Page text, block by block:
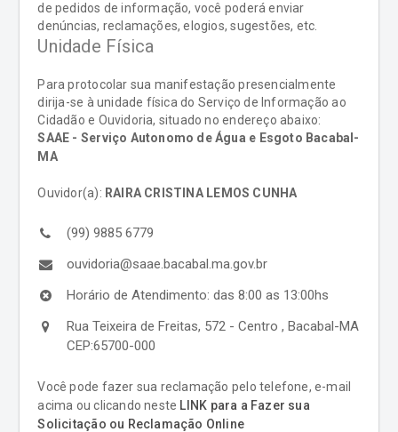
de pedidos de informação, você poderá enviar
denúncias, reclamações, elogios, sugestões, etc.
Unidade Física
Para protocolar sua manifestação presencialmente
dirija-se à unidade física do Serviço de Informação ao
Cidadão e Ouvidoria, situado no endereço abaixo:
SAAE - Serviço Autonomo de Água e Esgoto Bacabal-
MA
Ouvidor(a): RAIRA CRISTINA LEMOS CUNHA
(99) 9885 6779
ouvidoria@saae.bacabal.ma.gov.br
Horário de Atendimento: das 8:00 as 13:00hs
Rua Teixeira de Freitas, 572 - Centro , Bacabal-MA
CEP:65700-000
Você pode fazer sua reclamação pelo telefone, e-mail
acima ou clicando neste LINK para a Fazer sua
Solicitação ou Reclamação Online